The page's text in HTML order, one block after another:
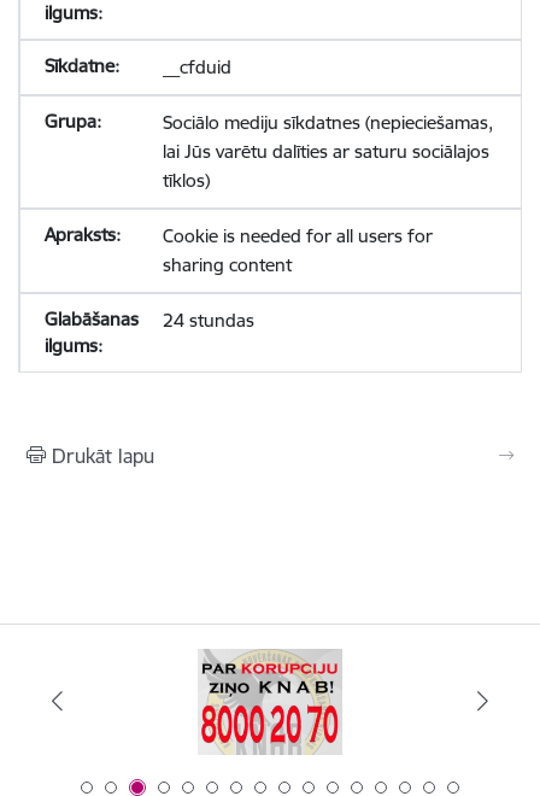
__cfduid
Sociālo mediju sīkdatnes (nepieciešamas,
lai Jūs varētu dalīties ar saturu sociālajos
tīklos)
Cookie is needed for all users for
sharing content
24 stundas
Drukāt lapu